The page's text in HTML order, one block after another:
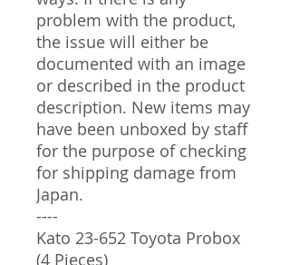
problem with the product,
the issue will either be
documented with an image
or described in the product
description. New items may
have been unboxed by staff
for the purpose of checking
for shipping damage from
Japan.
----
Kato 23-652 Toyota Probox
(4 Pieces)